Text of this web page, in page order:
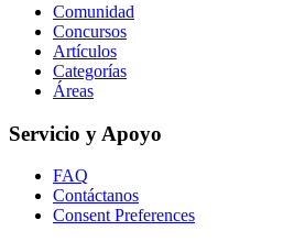
Comunidad
Concursos
Artículos
Categorías
Áreas
Servicio y Apoyo
FAQ
Contáctanos
Consent Preferences